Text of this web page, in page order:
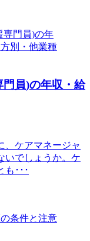
員)の年収・給
、ケアマネージャ
いでしょうか。ケ
も･･･